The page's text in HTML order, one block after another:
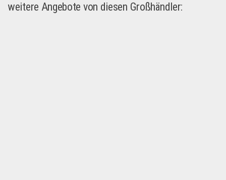
weitere Angebote von diesen Großhändler: